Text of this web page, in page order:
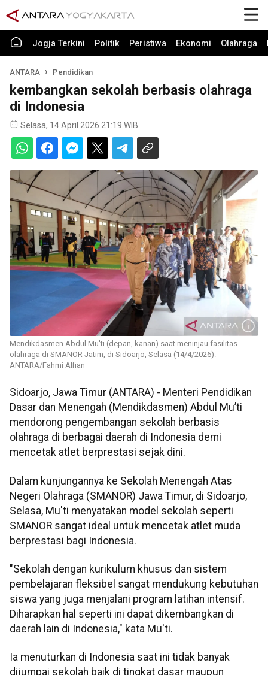
Jogja Terkini Politik Peristiwa Ekonomi Olahraga
ANTARA Pendidikan
kembangkan sekolah berbasis olahraga
di Indonesia
Selasa, 14 April 2026 21:19 WIB
Mendikdasmen Abdul Mu'ti (depan, kanan) saat meninjau fasilitas
olahraga di SMANOR Jatim, di Sidoarjo, Selasa (14/4/2026).
ANTARA/Fahmi Alfian
Sidoarjo, Jawa Timur (ANTARA) - Menteri Pendidikan
Dasar dan Menengah (Mendikdasmen) Abdul Mu’ti
mendorong pengembangan sekolah berbasis
olahraga di berbagai daerah di Indonesia demi
mencetak atlet berprestasi sejak dini.
Dalam kunjungannya ke Sekolah Menengah Atas
Negeri Olahraga (SMANOR) Jawa Timur, di Sidoarjo,
Selasa, Mu'ti menyatakan model sekolah seperti
SMANOR sangat ideal untuk mencetak atlet muda
berprestasi bagi Indonesia.
"Sekolah dengan kurikulum khusus dan sistem
pembelajaran fleksibel sangat mendukung kebutuhan
siswa yang juga menjalani program latihan intensif.
Diharapkan hal seperti ini dapat dikembangkan di
daerah lain di Indonesia," kata Mu'ti.
Ia menuturkan di Indonesia saat ini tidak banyak
dijumpai sekolah baik di tingkat dasar maupun